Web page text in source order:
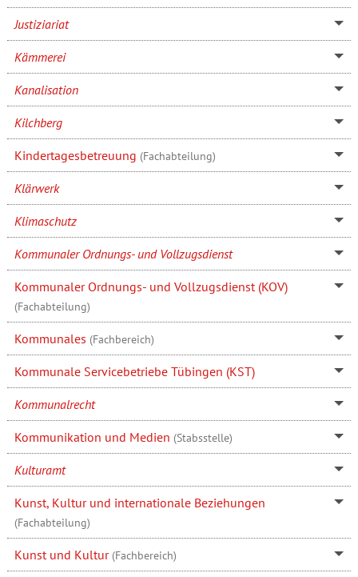
Justiziariat
Kämmerei
Kanalisation
Kilchberg
Kindertagesbetreuung (Fachabteilung)
Klärwerk
Klimaschutz
Kommunaler Ordnungs- und Vollzugsdienst
Kommunaler Ordnungs- und Vollzugsdienst (KOV)
(Fachabteilung)
Kommunales (Fachbereich)
Kommunale Servicebetriebe Tübingen (KST)
Kommunalrecht
Kommunikation und Medien (Stabsstelle)
Kulturamt
Kunst, Kultur und internationale Beziehungen
(Fachabteilung)
Kunst und Kultur (Fachbereich)